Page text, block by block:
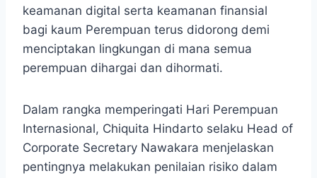
keamanan digital serta keamanan finansial
bagi kaum Perempuan terus didorong demi
menciptakan lingkungan di mana semua
perempuan dihargai dan dihormati.
Dalam rangka memperingati Hari Perempuan
Internasional, Chiquita Hindarto selaku Head of
Corporate Secretary Nawakara menjelaskan
pentingnya melakukan penilaian risiko dalam